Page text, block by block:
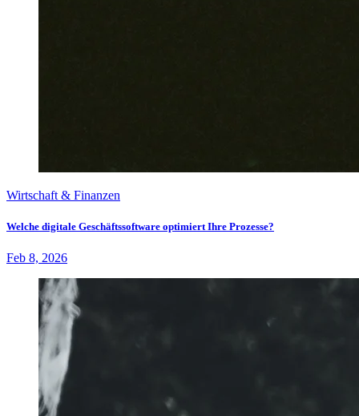
Wirtschaft & Finanzen
Welche digitale Geschäftssoftware optimiert Ihre Prozesse?
Feb 8, 2026